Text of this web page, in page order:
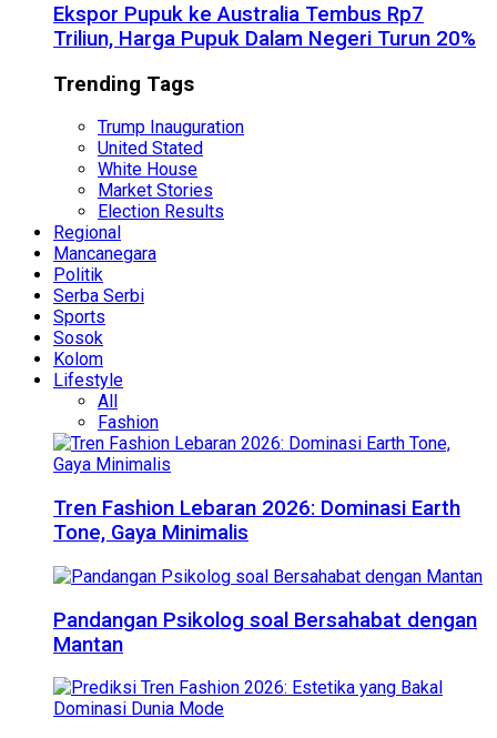
Ekspor Pupuk ke Australia Tembus Rp7
Triliun, Harga Pupuk Dalam Negeri Turun 20%
Trending Tags
Trump Inauguration
United Stated
White House
Market Stories
Election Results
Regional
Mancanegara
Politik
Serba Serbi
Sports
Sosok
Kolom
Lifestyle
All
Fashion
Tren Fashion Lebaran 2026: Dominasi Earth
Tone, Gaya Minimalis
Pandangan Psikolog soal Bersahabat dengan
Mantan